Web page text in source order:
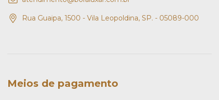
Rua Guaipa, 1500 - Vila Leopoldina, SP. - 05089-000
Meios de pagamento